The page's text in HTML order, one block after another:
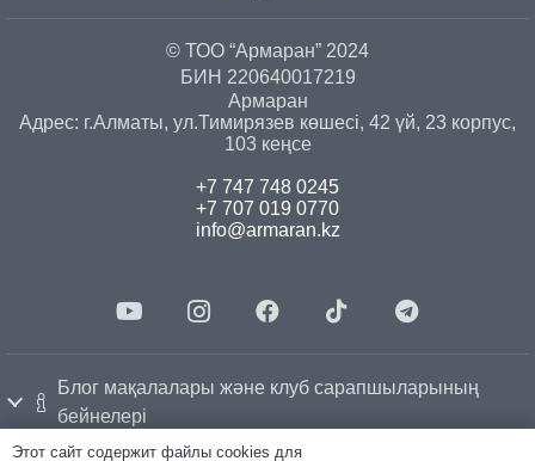
© ТОО “Армаран” 2024
БИН 220640017219
Армаран
Адрес: г.Алматы, ул.Тимирязев көшесі, 42 үй, 23 корпус,
103 кеңсе
+7 747 748 0245
+7 707 019 0770
info@armaran.kz
Блог мақалалары және клуб сарапшыларының
бейнелері
Этот сайт содержит файлы cookies для